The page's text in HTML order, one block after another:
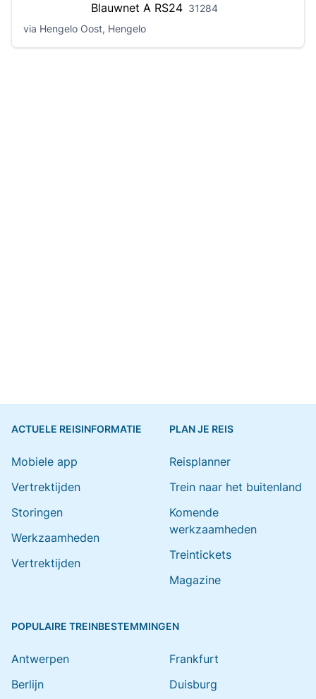
Blauwnet A RS24 31284
via Hengelo Oost, Hengelo
ACTUELE REISINFORMATIE
Mobiele app
Vertrektijden
Storingen
Werkzaamheden
Vertrektijden
PLAN JE REIS
Reisplanner
Trein naar het buitenland
Komende
werkzaamheden
Treintickets
Magazine
POPULAIRE TREINBESTEMMINGEN
Antwerpen
Berlijn
Frankfurt
Duisburg